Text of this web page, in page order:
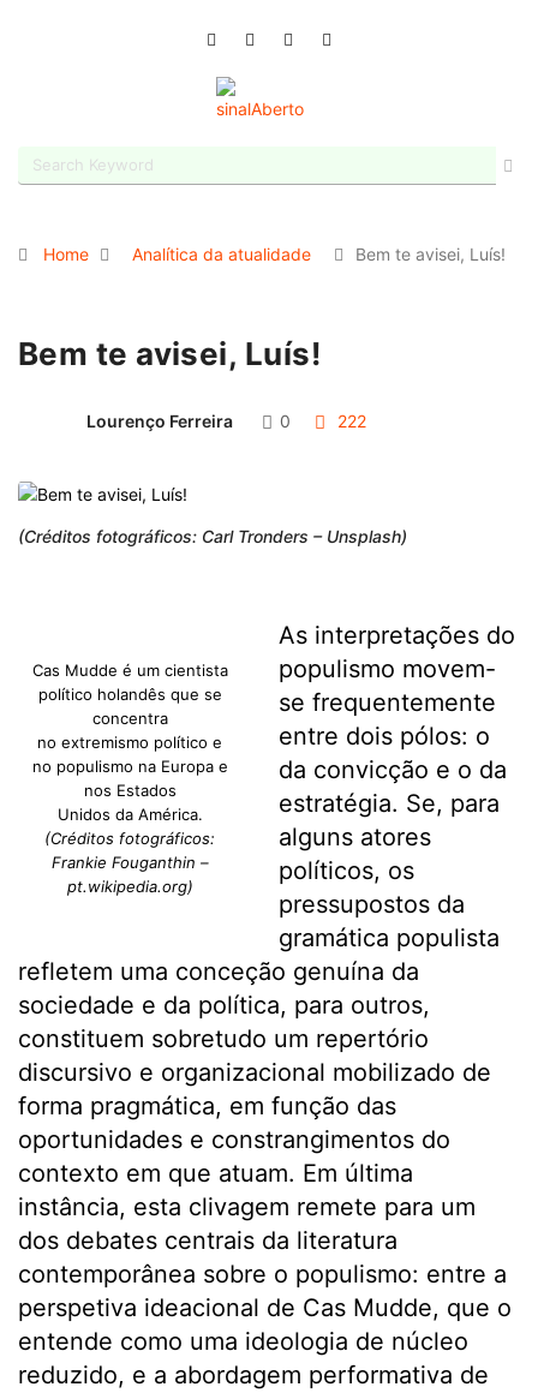
Home Analítica da atualidade Bem te avisei, Luís!
Bem te avisei, Luís!
Lourenço Ferreira 0 222
(Créditos fotográficos: Carl Tronders – Unsplash)
Cas Mudde é um cientista
político holandês que se
concentra
no extremismo político e
no populismo na Europa e
nos Estados
Unidos da América.
(Créditos fotográficos:
Frankie Fouganthin –
pt.wikipedia.org)
As interpretações do
populismo movem-
se frequentemente
entre dois pólos: o
da convicção e o da
estratégia. Se, para
alguns atores
políticos, os
pressupostos da
gramática populista
refletem uma conceção genuína da
sociedade e da política, para outros,
constituem sobretudo um repertório
discursivo e organizacional mobilizado de
forma pragmática, em função das
oportunidades e constrangimentos do
contexto em que atuam. Em última
instância, esta clivagem remete para um
dos debates centrais da literatura
contemporânea sobre o populismo: entre a
perspetiva ideacional de Cas Mudde, que o
entende como uma ideologia de núcleo
reduzido, e a abordagem performativa de